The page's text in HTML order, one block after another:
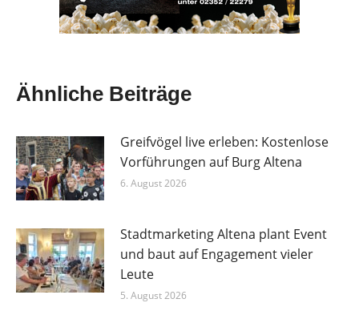
Ähnliche Beiträge
Greifvögel live erleben: Kostenlose
Vorführungen auf Burg Altena
6. August 2026
Stadtmarketing Altena plant Event
und baut auf Engagement vieler
Leute
5. August 2026